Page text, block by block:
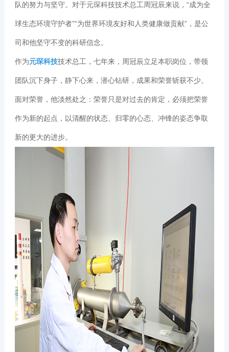
队的努力与坚守。对于元琛科技技术总工周冠辰来说，“成为全
球生态环境守护者”“为世界环境友好和人类健康做贡献”，是公
司和他坚守不变的科研信念。
作为元琛科技技术总工，七年来，周冠辰立足本职岗位，带领
团队沉下身子，静下心来，潜心钻研，成果和荣誉斩获不少。
面对荣誉，他淡然处之：荣誉只是对过去的肯定，必须把荣誉
作为新的起点，以清醒的状态、归零的心态、冲锋的姿态争取
新的更大的进步。